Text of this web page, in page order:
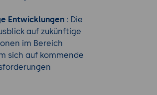
Entwicklungen: Die
auf zukünftige
im Bereich
sich auf kommende